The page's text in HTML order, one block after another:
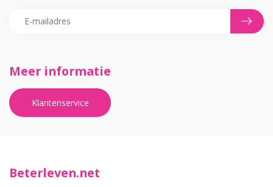
Meer informatie
Klantenservice
Beterleven.net